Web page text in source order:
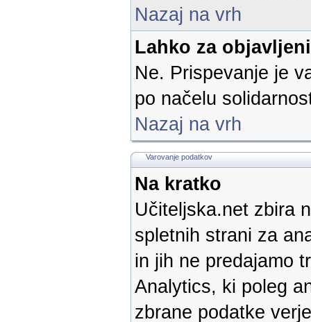
Nazaj na vrh
Lahko za
Ne. Prispevanje je
po načelu
Nazaj na vrh
Varovanje podatkov
Na kratko
Učiteljska.net zbira
spletnih strani za
in jih ne predajamo
Analytics, ki poleg
zbrane podatke